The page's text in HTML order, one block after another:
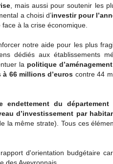
, mais aussi pour soutenir les
a choisi d’investir pour
à la crise économique.
notre aide pour les plus
dédiés aux établissements
la politique
66 millions d’euros contre 44
endettement du département
d’investissement par
la même strate). Tous ces
d'orientation budgétaire